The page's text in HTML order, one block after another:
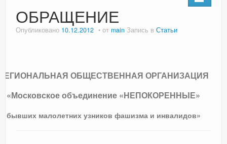
ОБРАЩЕНИЕ
Опубликовано 10.12.2012 от main Запись в Статьи
ОБЩЕСТВЕННАЯ ОРГАНИЗАЦИЯ
«Московское объединение «НЕПОКОРЕННЫЕ»
бывших малолетних узников фашизма и инвалидов»